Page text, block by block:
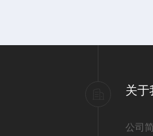
关于
公司